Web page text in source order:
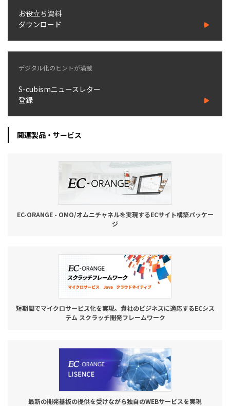
お役立ち資料
ダウンロード
デジタル化のヒントが満載
S-cubismニュースレター
登録
関連製品・サービス
EC-ORANGE - OMO/オムニチャネルを実現するECサイト構築パッケー
ジ
短期間でマイクロサービス化を実現。貴社のビジネスに適応するECシス
テム スクラッチ開発フレームワーク
最新の開発基板の提供を受けながら独自のWEBサービスを実現